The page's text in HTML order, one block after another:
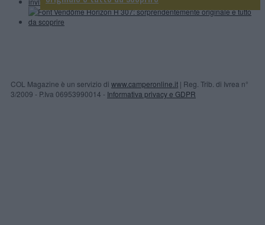
COL Magazine è un servizio di www.camperonline.it | Reg. Trib. di Ivrea n°
3/2009 - P.Iva 06953990014 - Informativa privacy e GDPR